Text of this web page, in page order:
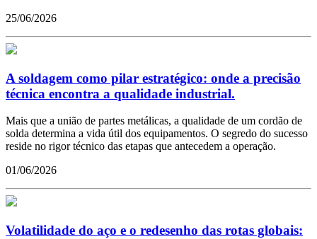
25/06/2026
A soldagem como pilar estratégico: onde a precisão
técnica encontra a qualidade industrial.
Mais que a união de partes metálicas, a qualidade de um cordão de
solda determina a vida útil dos equipamentos. O segredo do sucesso
reside no rigor técnico das etapas que antecedem a operação.
01/06/2026
Volatilidade do aço e o redesenho das rotas globais: